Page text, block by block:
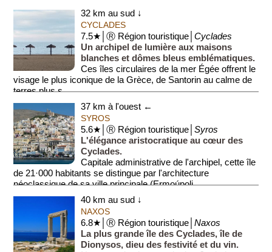
32 km au sud ↓
CYCLADES
7.5★│Ⓡ Région touristique│Cyclades
Un archipel de lumière aux maisons
blanches et dômes bleus emblématiques.
Ces îles circulaires de la mer Égée offrent le
visage le plus iconique de la Grèce, de Santorin au calme de
terres plus s...
37 km à l'ouest ←
SYROS
5.6★│Ⓡ Région touristique│Syros
L'élégance aristocratique au cœur des
Cyclades.
Capitale administrative de l'archipel, cette île
de 21·000 habitants se distingue par l'architecture
néoclassique de sa ville principale (Ermoúpoli...
40 km au sud ↓
NAXOS
6.8★│Ⓡ Région touristique│Naxos
La plus grande île des Cyclades, île de
Dionysos, dieu des festivité et du vin.